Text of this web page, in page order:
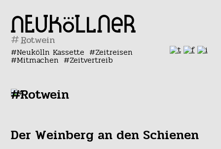
#
Neukölln Kassette Zeitreisen
Mitmachen Zeitvertreib
#Rotwein
Der Weinberg an den Schienen